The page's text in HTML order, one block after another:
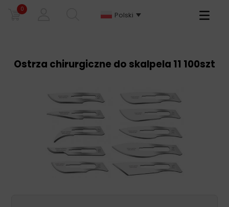
0
Polski
Primary
Ostrza chirurgiczne do skalpela 11 100szt